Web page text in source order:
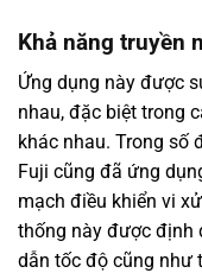
Khả năng truyền
Ứng dụng này được
nhau, đặc biệt trong
khác nhau. Trong số
Fuji cũng đã ứng
mạch điều khiển vi
thống này được định
dẫn tốc độ cũng như